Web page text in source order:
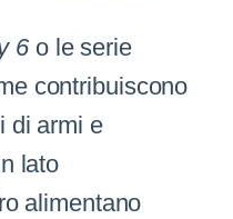
6o le serie
contribuiscono
di armi e
lato
alimentano